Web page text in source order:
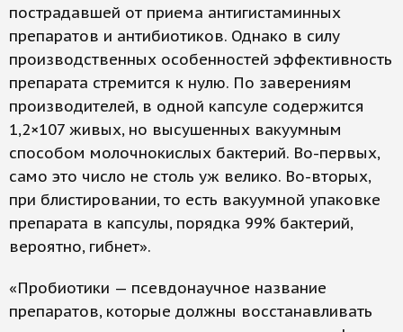
пострадавшей от приема антигистаминных
препаратов и антибиотиков. Однако в силу
производственных особенностей эффективность
препарата стремится к нулю. По заверениям
производителей, в одной капсуле содержится
1,2×107 живых, но высушенных вакуумным
способом молочнокислых бактерий. Во-первых,
само это число не столь уж велико. Во-вторых,
при блистировании, то есть вакуумной упаковке
препарата в капсулы, порядка 99% бактерий,
вероятно, гибнет».
«Пробиотики — псевдонаучное название
препаратов, которые должны восстанавливать